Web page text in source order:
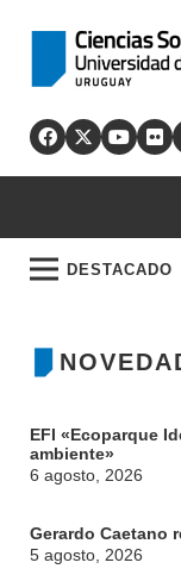
DESTACADO
EFI «Ecoparque
ambiente»
6 agosto, 2026
Gerardo Caetano
5 agosto, 2026